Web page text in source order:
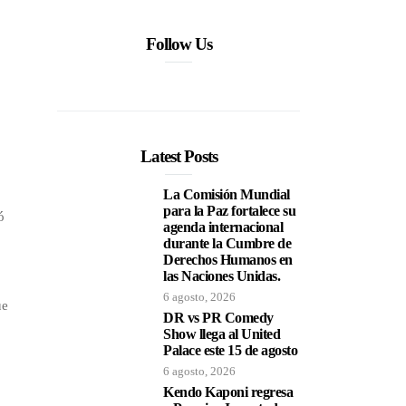
Follow Us
Latest Posts
La Comisión Mundial
para la Paz fortalece su
agenda internacional
durante la Cumbre de
Derechos Humanos en
las Naciones Unidas.
6 agosto, 2026
DR vs PR Comedy
Show llega al United
Palace este 15 de agosto
6 agosto, 2026
Kendo Kaponi regresa